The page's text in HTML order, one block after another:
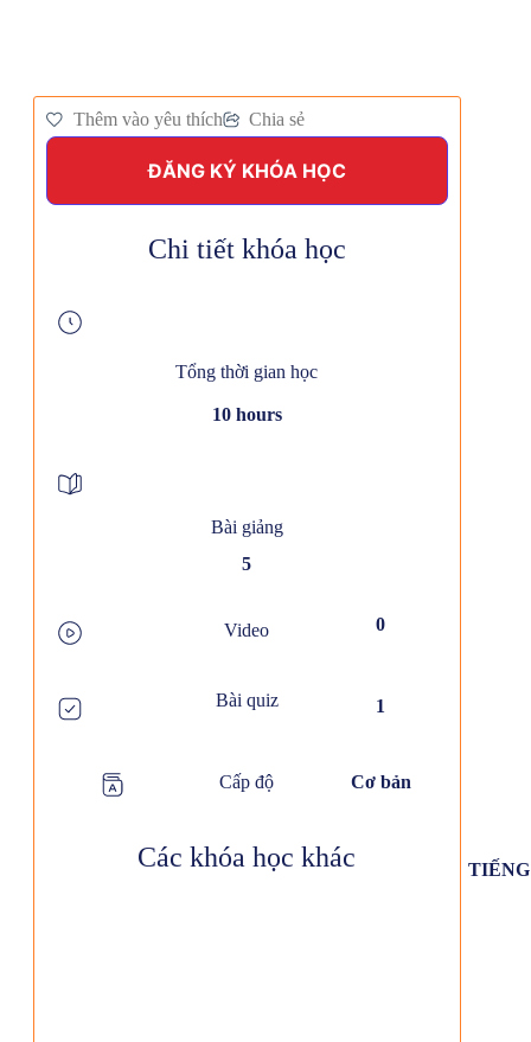
Thêm vào yêu thích Chia sẻ
ĐĂNG KÝ KHÓA HỌC
Chi tiết khóa học
Tổng thời gian học
10 hours
Bài giảng
5
Video 0
Bài quiz 1
Cấp độ Cơ bản
Các khóa học khác